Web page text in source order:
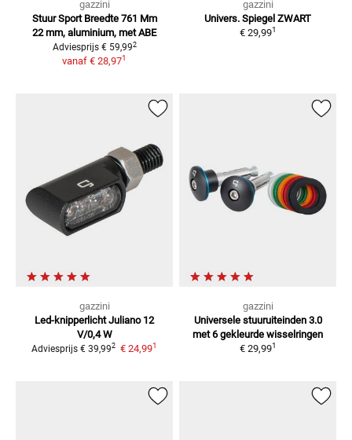
gazzini
Stuur Sport Breedte 761 Mm
22 mm, aluminium, met ABE
Adviesprijs € 59,992
vanaf € 28,971
gazzini
Univers. Spiegel ZWART
€ 29,991
gazzini
Led-knipperlicht Juliano 12
V/0,4 W
Adviesprijs € 39,992 € 24,991
gazzini
Universele stuuruiteinden 3.0
met 6 gekleurde wisselringen
€ 29,991